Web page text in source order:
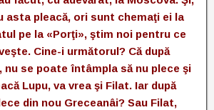
asta pleacă, ori sunt chemaţi ei la
pe la «Porţi», ştim noi pentru ce
Cine-i următorul? Că după
nu se poate întâmpla să nu plece şi
Lupu, va vrea şi Filat. Iar după
din nou Greceanâi? Sau Filat,